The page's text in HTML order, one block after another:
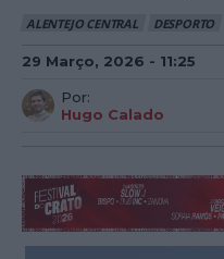
ALENTEJO CENTRAL DESPORTO
29 Março, 2026 - 11:25
Por:
Hugo Calado